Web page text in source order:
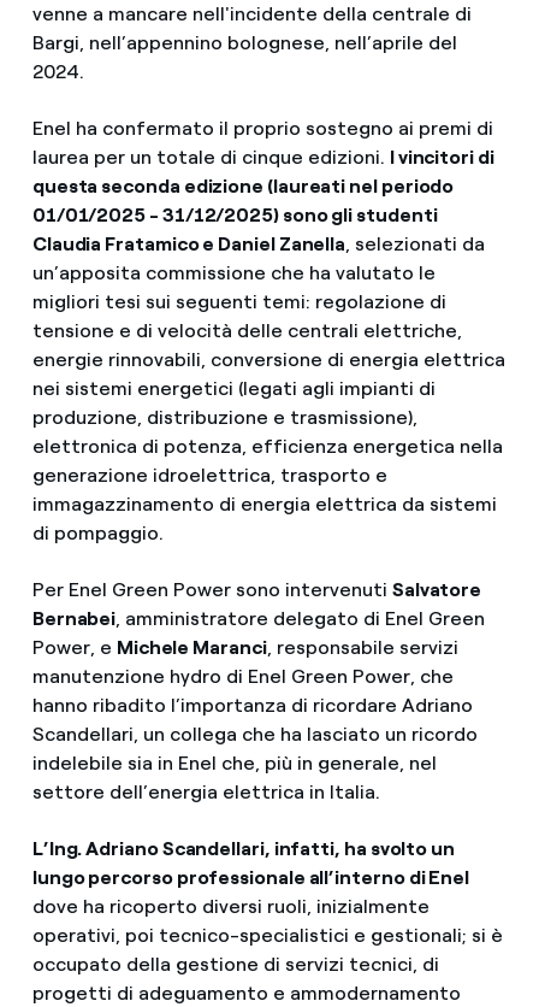
venne a mancare nell'incidente della centrale di
Bargi, nell’appennino bolognese, nell’aprile del
2024.
Enel ha confermato il proprio sostegno ai premi di
laurea per un totale di cinque edizioni. I vincitori di
questa seconda edizione (laureati nel periodo
01/01/2025 - 31/12/2025) sono gli studenti
Claudia Fratamico e Daniel Zanella, selezionati da
un’apposita commissione che ha valutato le
migliori tesi sui seguenti temi: regolazione di
tensione e di velocità delle centrali elettriche,
energie rinnovabili, conversione di energia elettrica
nei sistemi energetici (legati agli impianti di
produzione, distribuzione e trasmissione),
elettronica di potenza, efficienza energetica nella
generazione idroelettrica, trasporto e
immagazzinamento di energia elettrica da sistemi
di pompaggio.
Per Enel Green Power sono intervenuti Salvatore
Bernabei, amministratore delegato di Enel Green
Power, e Michele Maranci, responsabile servizi
manutenzione hydro di Enel Green Power, che
hanno ribadito l’importanza di ricordare Adriano
Scandellari, un collega che ha lasciato un ricordo
indelebile sia in Enel che, più in generale, nel
settore dell’energia elettrica in Italia.
L’Ing. Adriano Scandellari, infatti, ha svolto un
lungo percorso professionale all’interno di Enel
dove ha ricoperto diversi ruoli, inizialmente
operativi, poi tecnico-specialistici e gestionali; si è
occupato della gestione di servizi tecnici, di
progetti di adeguamento e ammodernamento